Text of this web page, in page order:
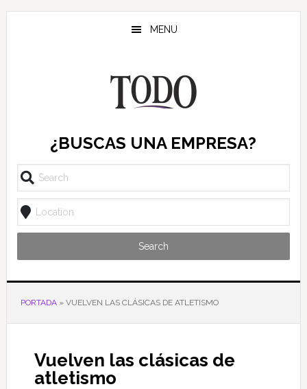
Saltar
Saltar
Saltar
MENU
¿BUSCAS UNA EMPRESA?
Search
PORTADA» VUELVEN LAS CLÁSICAS DE ATLETISMO
Vuelven las clásicas de
atletismo